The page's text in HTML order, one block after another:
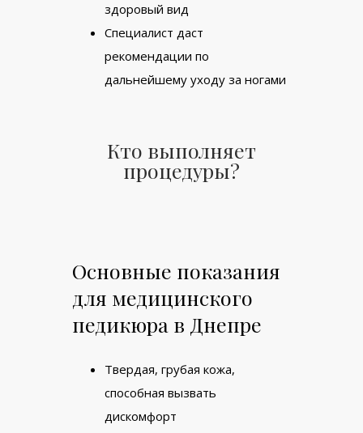
здоровый вид
Специалист даст
рекомендации по
дальнейшему уходу за ногами
Кто выполняет
процедуры?
Основные показания
для медицинского
педикюра в Днепре
Твердая, грубая кожа,
способная вызвать
дискомфорт